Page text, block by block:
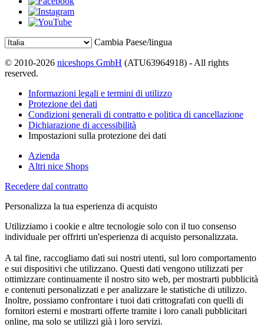
Cambia Paese/lingua
© 2010-2026 niceshops GmbH (ATU63964918) - All rights
reserved.
Informazioni legali e termini di utilizzo
Protezione dei dati
Condizioni generali di contratto e politica di cancellazione
Dichiarazione di accessibilità
Impostazioni sulla protezione dei dati
Azienda
Altri nice Shops
Recedere dal contratto
Personalizza la tua esperienza di acquisto
Utilizziamo i cookie e altre tecnologie solo con il tuo consenso
individuale per offrirti un'esperienza di acquisto personalizzata.
A tal fine, raccogliamo dati sui nostri utenti, sul loro comportamento
e sui dispositivi che utilizzano. Questi dati vengono utilizzati per
ottimizzare continuamente il nostro sito web, per mostrarti pubblicità
e contenuti personalizzati e per analizzare le statistiche di utilizzo.
Inoltre, possiamo confrontare i tuoi dati crittografati con quelli di
fornitori esterni e mostrarti offerte tramite i loro canali pubblicitari
online, ma solo se utilizzi già i loro servizi.